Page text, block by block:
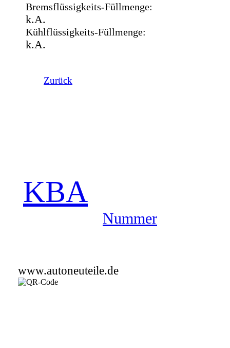
Bremsflüssigkeits-Füllmenge:
k.A.
Kühlflüssigkeits-Füllmenge:
k.A.
Zurück
KBA
Nummer
www.autoneuteile.de